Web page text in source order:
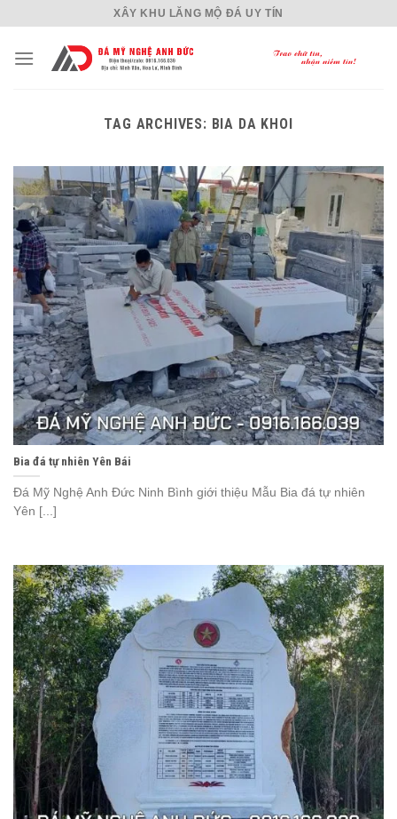
content
XÂY KHU LĂNG MỘ ĐÁ UY TÍN
TAG ARCHIVES: BIA DA KHOI
Bia đá tự nhiên Yên Bái
Đá Mỹ Nghệ Anh Đức Ninh Bình giới thiệu Mẫu Bia đá tự nhiên
Yên [...]